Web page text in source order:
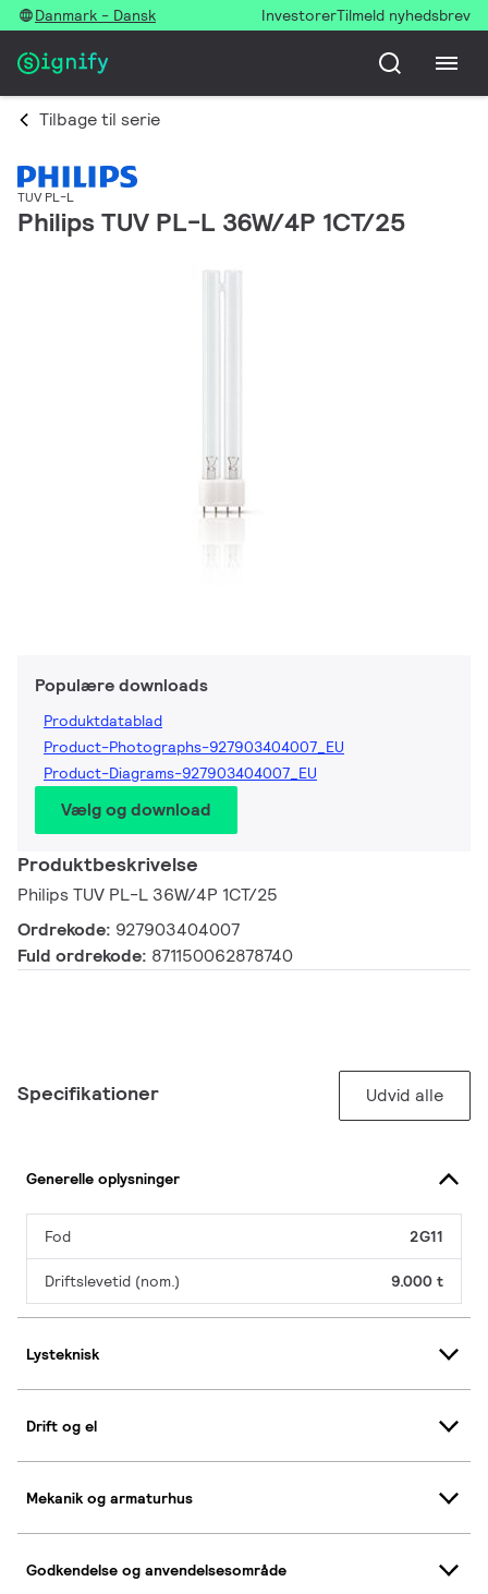
Danmark - Dansk InvestorerTilmeld nyhedsbrev
Tilbage til serie
TUV PL-L
Philips TUV PL-L 36W/4P 1CT/25
Populære downloads
Produktdatablad
Product-Photographs-927903404007_EU
Product-Diagrams-927903404007_EU
Vælg og download
Produktbeskrivelse
Philips TUV PL-L 36W/4P 1CT/25
Ordrekode: 927903404007
Fuld ordrekode: 871150062878740
Specifikationer Udvid alle
Generelle oplysninger
Fod 2G11
Driftslevetid (nom.) 9.000 t
Lysteknisk
Drift og el
Mekanik og armaturhus
Godkendelse og anvendelsesområde